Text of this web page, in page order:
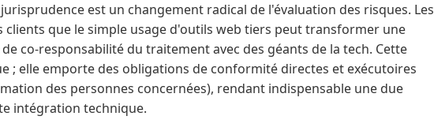
est un changement radical de l'évaluation des risques. Les
clients que le simple usage d'outils web tiers peut transformer une
co-responsabilité du traitement avec des géants de la tech. Cette
; elle emporte des obligations de conformité directes et exécutoires
des personnes concernées), rendant indispensable une due
intégration technique.